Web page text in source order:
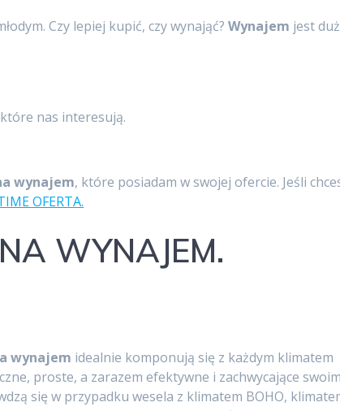
Czy lepiej kupić, czy wynająć? Wynajem jest
nas interesują.
wynajem, które posiadam w swojej ofercie. Jeśli
OFERTA.
WYNAJEM.
wynajem idealnie komponują się z każdym klimatem
proste, a zarazem efektywne i zachwycające swoim
się w przypadku wesela z klimatem BOHO,